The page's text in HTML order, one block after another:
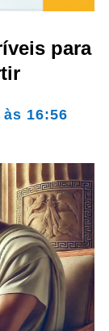
para
às 16:56